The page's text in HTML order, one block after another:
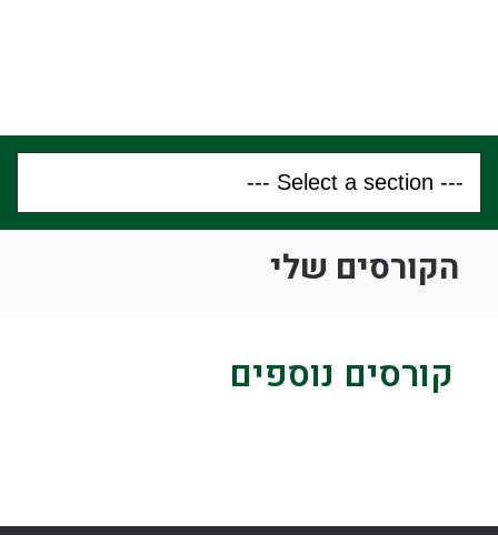
הקורסים שלי
קורסים נוספים